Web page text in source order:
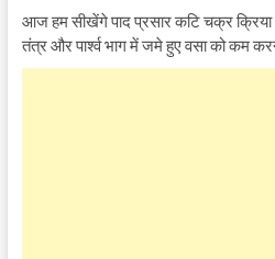
आज हम सीखेंगे पाद प्रसार कटि चक्र
तंत्र और पार्श्व भाग में जमे हुए वसा को कम